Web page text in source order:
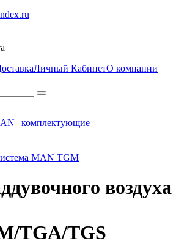
Личный КабинетО компании
| комплектующие
MAN TGM
воздуха
TGA/TGS